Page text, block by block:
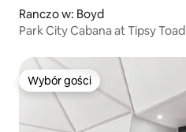
Ranczo w: Boyd
Park City Cabana at Tipsy
Wybór gości
Wybór gości